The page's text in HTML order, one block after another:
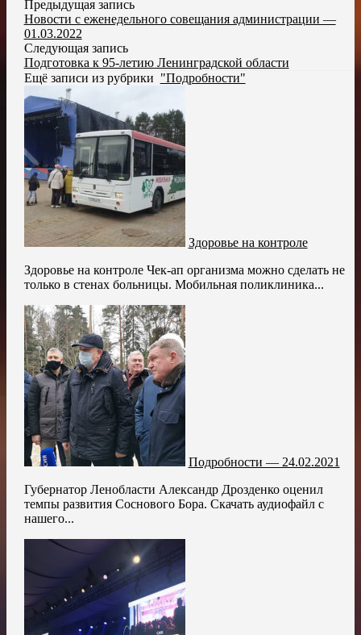
Предыдущая запись
Новости с еженедельного совещания администрации —
01.03.2022
Следующая запись
Подготовка к 95-летию Ленинградской области
Ещё записи из рубрики "Подробности"
Здоровье на контроле
Здоровье на контроле Чек-ап организма можно сделать не
только в стенах больницы. Мобильная поликлиника...
Подробности — 24.02.2021
Губернатор Ленобласти Александр Дрозденко оценил
темпы развития Соснового Бора. Скачать аудиофайл с
нашего...